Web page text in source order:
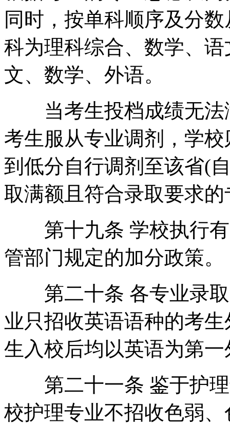
同时，按单科顺序及分
科为理科综合、数学、
文、数学、外语。
当考生投档成绩无法
考生服从专业调剂，学
到低分自行调剂至该省(
取满额且符合录取要求
第十九条 学校执行有
管部门规定的加分政策。
第二十条 各专业录取
业只招收英语语种的考
生入校后均以英语为第
第二十一条 鉴于护理
校护理专业不招收色弱